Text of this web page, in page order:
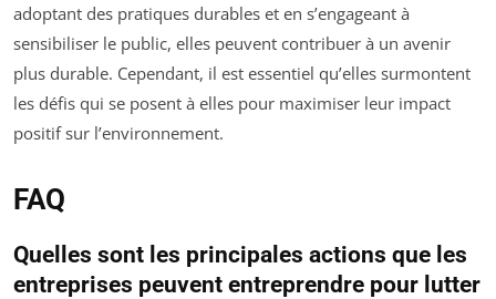
adoptant des pratiques durables et en s’engageant à
sensibiliser le public, elles peuvent contribuer à un avenir
plus durable. Cependant, il est essentiel qu’elles surmontent
les défis qui se posent à elles pour maximiser leur impact
positif sur l’environnement.
FAQ
Quelles sont les principales actions que les
entreprises peuvent entreprendre pour lutter